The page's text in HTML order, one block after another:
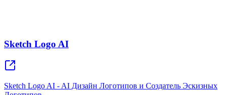
Sketch Logo AI
Sketch Logo AI - AI Дизайн Логотипов и Создатель Эскизных